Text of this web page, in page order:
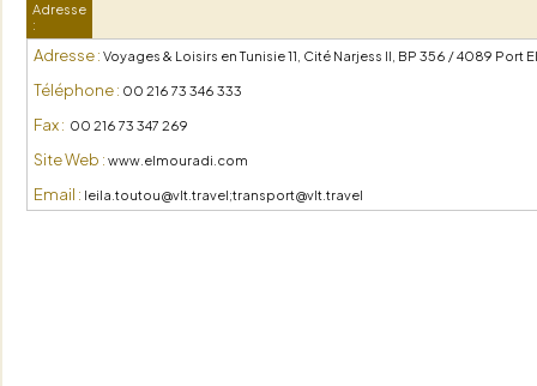
Adresse
:
Adresse : Voyages & Loisirs en Tunisie 11, Cité Narjess II, BP 356 / 4089 Port
Téléphone : 00 216 73 346 333
Fax : 00 216 73 347 269
Site Web : www.elmouradi.com
Email : leila.toutou@vlt.travel;transport@vlt.travel